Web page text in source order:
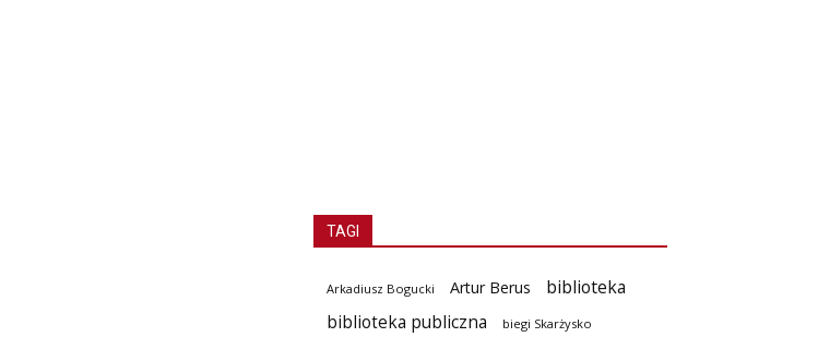
TAGI
Arkadiusz Bogucki Artur Berus
biblioteka
biblioteka publiczna
biegi Skarżysko